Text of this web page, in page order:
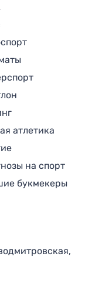
атлетика
на спорт
букмекеры